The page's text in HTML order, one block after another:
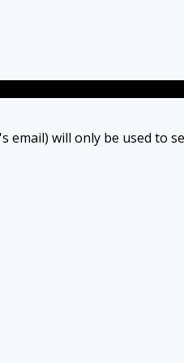
email) will only be used to